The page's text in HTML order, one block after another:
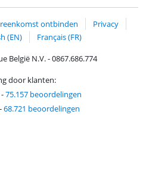
ontbinden
Privacy
(EN)
Français (FR)
België N.V. - 0867.686.774
door klanten:
-75.157 beoordelingen
68.721 beoordelingen